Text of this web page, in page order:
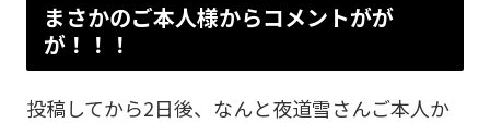
まさかのご本人様からコメントがが
が！！！
投稿してから2日後、なんと夜道雪さんご本人か